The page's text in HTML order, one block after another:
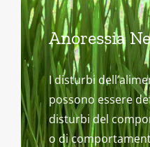
Anoressia
I disturbi
possono essere
disturbi del
o di